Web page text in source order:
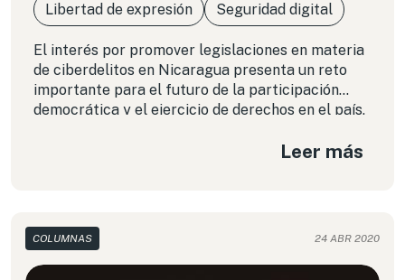
Libertad de expresión Seguridad digital
El interés por promover legislaciones en materia
de ciberdelitos en Nicaragua presenta un reto
importante para el futuro de la participación
democrática y el ejercicio de derechos en el país,
buscado amedrentar a grupos y personas que
Leer más
COLUMNAS 24 ABR 2020